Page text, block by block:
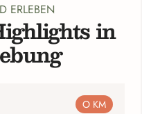
ERLEBEN
in
O KM